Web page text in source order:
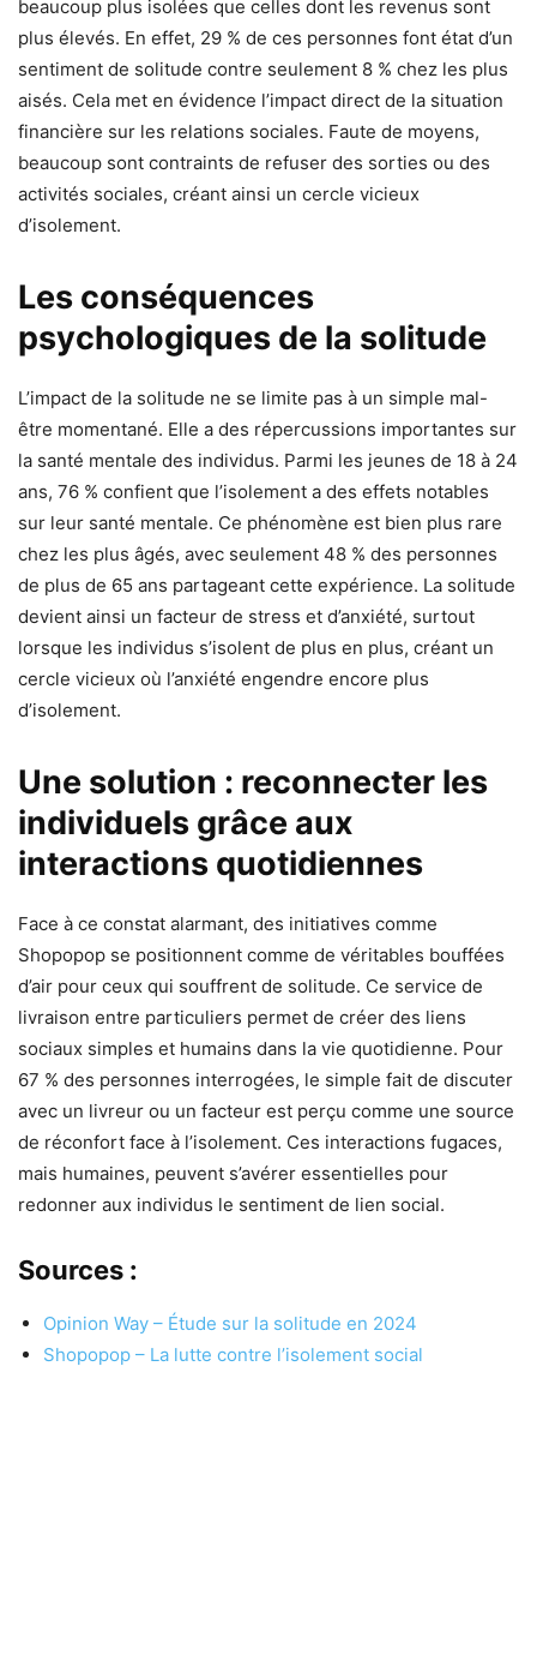
beaucoup plus isolées que celles dont les revenus sont
plus élevés. En effet, 29 % de ces personnes font état d’un
sentiment de solitude contre seulement 8 % chez les plus
aisés. Cela met en évidence l’impact direct de la situation
financière sur les relations sociales. Faute de moyens,
beaucoup sont contraints de refuser des sorties ou des
activités sociales, créant ainsi un cercle vicieux
d’isolement.
Les conséquences
psychologiques de la solitude
L’impact de la solitude ne se limite pas à un simple mal-
être momentané. Elle a des répercussions importantes sur
la santé mentale des individus. Parmi les jeunes de 18 à 24
ans, 76 % confient que l’isolement a des effets notables
sur leur santé mentale. Ce phénomène est bien plus rare
chez les plus âgés, avec seulement 48 % des personnes
de plus de 65 ans partageant cette expérience. La solitude
devient ainsi un facteur de stress et d’anxiété, surtout
lorsque les individus s’isolent de plus en plus, créant un
cercle vicieux où l’anxiété engendre encore plus
d’isolement.
Une solution : reconnecter les
individuels grâce aux
interactions quotidiennes
Face à ce constat alarmant, des initiatives comme
Shopopop se positionnent comme de véritables bouffées
d’air pour ceux qui souffrent de solitude. Ce service de
livraison entre particuliers permet de créer des liens
sociaux simples et humains dans la vie quotidienne. Pour
67 % des personnes interrogées, le simple fait de discuter
avec un livreur ou un facteur est perçu comme une source
de réconfort face à l’isolement. Ces interactions fugaces,
mais humaines, peuvent s’avérer essentielles pour
redonner aux individus le sentiment de lien social.
Sources :
Opinion Way – Étude sur la solitude en 2024
Shopopop – La lutte contre l’isolement social